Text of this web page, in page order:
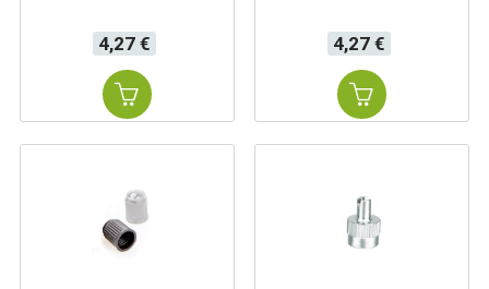
Precio
4,27 € Precio
4,27 €